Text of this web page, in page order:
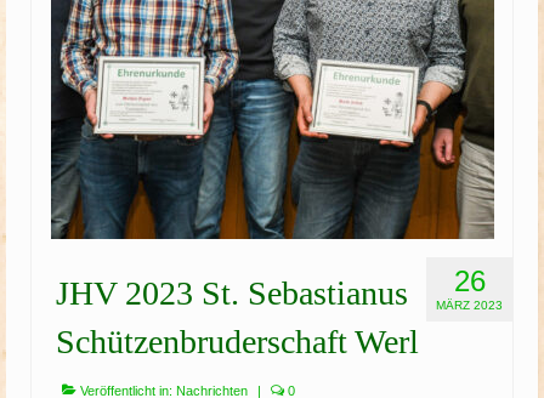
26
MÄRZ 2023
JHV 2023 St. Sebastianus
Schützenbruderschaft Werl
Veröffentlicht in: Nachrichten | 0